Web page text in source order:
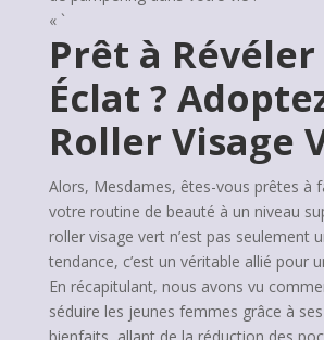
« `
Prêt à
Éclat ?
Roller Visage
Alors, Mesdames, êtes-vous prêtes à
votre routine de beauté à un niveau
roller visage vert n’est pas seulement
tendance, c’est un véritable allié pour
En récapitulant, nous avons vu
séduire les jeunes femmes grâce à